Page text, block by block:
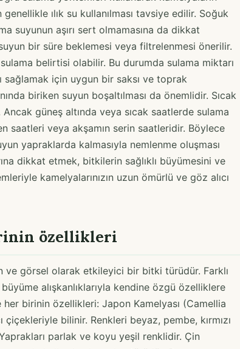
ılık su kullanılması tavsiye edilir. Soğuk
suyunun aşırı sert olmamasına da dikkat
bir süre beklemesi veya filtrelenmesi önerilir.
sulama belirtisi olabilir. Bu durumda sulama miktarı
sağlamak için uygun bir saksı ve toprak
biriken suyun boşaltılması da önemlidir. Sıcak
güneş altında veya sıcak saatlerde sulama
saatleri veya akşamın serin saatleridir. Böylece
yapraklarda kalmasıyla nemlenme oluşması
dikkat etmek, bitkilerin sağlıklı büyümesini ve
kamelyalarınızın uzun ömürlü ve göz alıcı
özellikleri
görsel olarak etkileyici bir bitki türüdür. Farklı
alışkanlıklarıyla kendine özgü özelliklere
birinin özellikleri: Japon Kamelyası (Camellia
bilinir. Renkleri beyaz, pembe, kırmızı
parlak ve koyu yeşil renklidir. Çin